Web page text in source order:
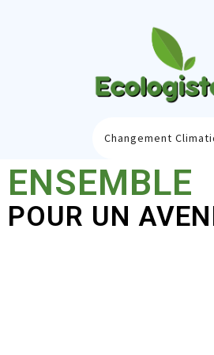
Changement
ENSEMBLE
POUR UN